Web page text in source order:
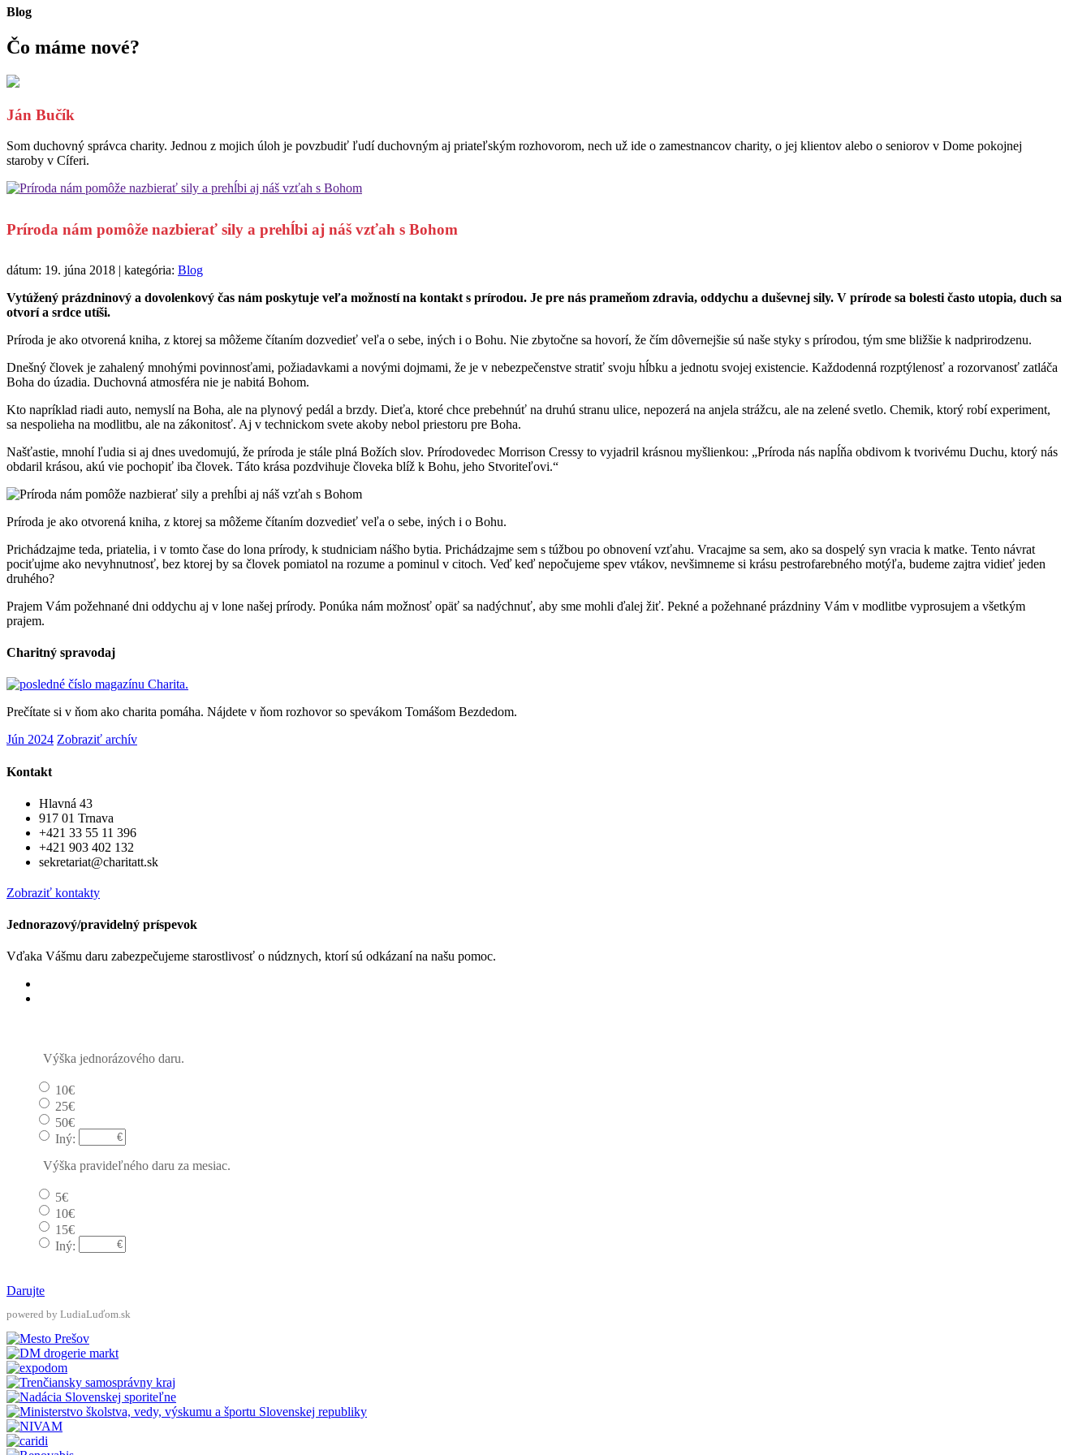
Blog
Čo máme nové?
Ján Bučík
Som duchovný správca charity. Jednou z mojich úloh je povzbudiť ľudí duchovným aj priateľským rozhovorom, nech už ide o zamestnancov charity, o jej klientov alebo o seniorov v Dome pokojnej
staroby v Cíferi.
Príroda nám pomôže nazbierať sily a prehĺbi aj náš vzťah s Bohom
dátum: 19. júna 2018 | kategória: Blog
Vytúžený prázdninový a dovolenkový čas nám poskytuje veľa možností na kontakt s prírodou. Je pre nás prameňom zdravia, oddychu a duševnej sily. V prírode sa bolesti často utopia, duch sa
otvorí a srdce utíši.
Príroda je ako otvorená kniha, z ktorej sa môžeme čítaním dozvedieť veľa o sebe, iných i o Bohu. Nie zbytočne sa hovorí, že čím dôvernejšie sú naše styky s prírodou, tým sme bližšie k nadprirodzenu.
Dnešný človek je zahalený mnohými povinnosťami, požiadavkami a novými dojmami, že je v nebezpečenstve stratiť svoju hĺbku a jednotu svojej existencie. Každodenná rozptýlenosť a rozorvanosť zatláča
Boha do úzadia. Duchovná atmosféra nie je nabitá Bohom.
Kto napríklad riadi auto, nemyslí na Boha, ale na plynový pedál a brzdy. Dieťa, ktoré chce prebehnúť na druhú stranu ulice, nepozerá na anjela strážcu, ale na zelené svetlo. Chemik, ktorý robí experiment,
sa nespolieha na modlitbu, ale na zákonitosť. Aj v technickom svete akoby nebol priestoru pre Boha.
Našťastie, mnohí ľudia si aj dnes uvedomujú, že príroda je stále plná Božích slov. Prírodovedec Morrison Cressy to vyjadril krásnou myšlienkou: „Príroda nás napĺňa obdivom k tvorivému Duchu, ktorý nás
obdaril krásou, akú vie pochopiť iba človek. Táto krása pozdvihuje človeka blíž k Bohu, jeho Stvoriteľovi.“
Príroda je ako otvorená kniha, z ktorej sa môžeme čítaním dozvedieť veľa o sebe, iných i o Bohu.
Prichádzajme teda, priatelia, i v tomto čase do lona prírody, k studniciam nášho bytia. Prichádzajme sem s túžbou po obnovení vzťahu. Vracajme sa sem, ako sa dospelý syn vracia k matke. Tento návrat
pociťujme ako nevyhnutnosť, bez ktorej by sa človek pomiatol na rozume a pominul v citoch. Veď keď nepočujeme spev vtákov, nevšimneme si krásu pestrofarebného motýľa, budeme zajtra vidieť jeden
druhého?
Prajem Vám požehnané dni oddychu aj v lone našej prírody. Ponúka nám možnosť opäť sa nadýchnuť, aby sme mohli ďalej žiť. Pekné a požehnané prázdniny Vám v modlitbe vyprosujem a všetkým
prajem.
Charitný spravodaj
Prečítate si v ňom ako charita pomáha. Nájdete v ňom rozhovor so spevákom Tomášom Bezdedom.
Jún 2024 Zobraziť archív
Kontakt
Hlavná 43
917 01 Trnava
+421 33 55 11 396
+421 903 402 132
sekretariat@charitatt.sk
Zobraziť kontakty
Jednorazový/pravidelný príspevok
Vďaka Vášmu daru zabezpečujeme starostlivosť o núdznych, ktorí sú odkázaní na našu pomoc.
Výška jednorázového daru.
10€
25€
50€
Iný:
Výška pravideľného daru za mesiac.
5€
10€
15€
Iný:
Darujte
powered by LudiaLuďom.sk